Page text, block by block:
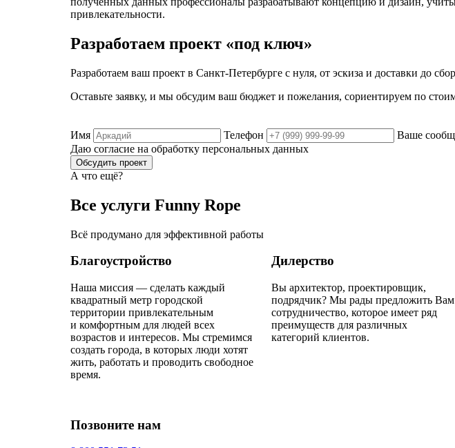
привлекательности.
Разработаем проект «под ключ»
Разработаем ваш проект в Санкт‑Петербурге с нуля, от эскиза и доставки до
Оставьте заявку, и мы обсудим ваш бюджет и пожелания, сориентируем по
Имя Телефон
Ваше
Даю согласие на обработку персональных данных
Обсудить проект
А что ещё?
Все услуги Funny Rope
Всё продумано для эффективной работы
Благоустройство
Наша миссия — сделать каждый
квадратный метр городской
территории привлекательным
и комфортным для людей всех
возрастов и интересов. Мы стремимся
создать города, в которых люди хотят
жить, работать и проводить свободное
время.
Дилерство
Вы архитектор, проектировщик,
подрядчик? Мы рады предложить Вам
сотрудничество, которое имеет ряд
преимуществ для различных
категорий клиентов.
Позвоните нам